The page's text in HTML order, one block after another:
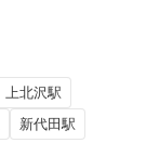
上北沢駅
新代田駅